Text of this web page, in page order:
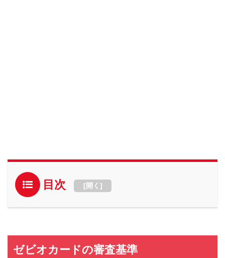
目次 [開く ]
ゼビオカードの審査基準